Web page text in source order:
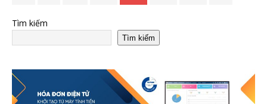
Tìm kiếm
Tìm kiếm